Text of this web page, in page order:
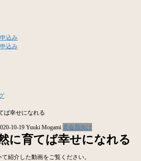
込み
込み
ば幸せになれる
10-19 Yuuki Mogami 非会員向け
に育てば幸せになれる
紹介した動画をご覧ください。